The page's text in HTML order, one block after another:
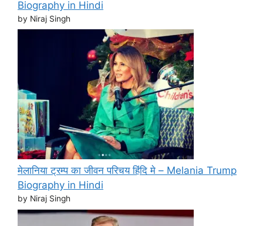
Biography in Hindi
by Niraj Singh
मेलानिया ट्रम्प का जीवन परिचय हिंदि मे – Melania Trump
Biography in Hindi
by Niraj Singh